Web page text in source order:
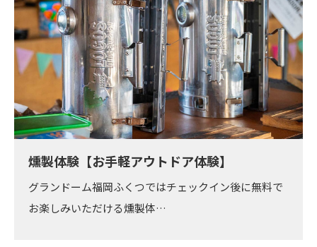
燻製体験【お手軽アウトドア体験】
グランドーム福岡ふくつではチェックイン後に無料で
お楽しみいただける燻製体…